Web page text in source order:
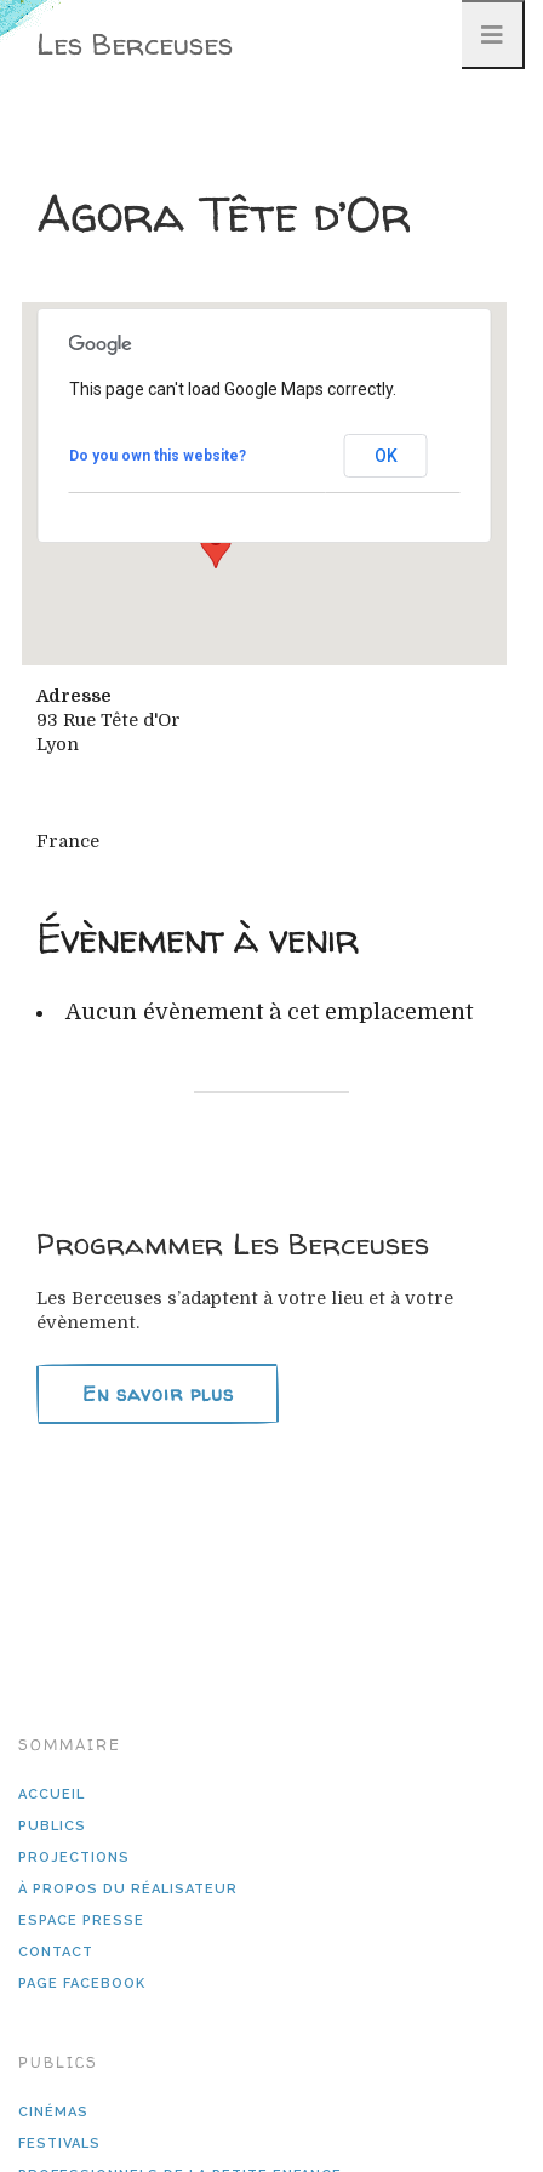
Aller
au
Les Berceuses
Agora Tête d’Or
93 Rue Tête d'Or - Lyon
This page can't load Google Maps correctly.
Do you own this website? OK
Adresse
93 Rue Tête d'Or
Lyon
France
Évènement à venir
Aucun évènement à cet emplacement
Programmer Les Berceuses
Les Berceuses s’adaptent à votre lieu et à votre
évènement.
En savoir plus
SOMMAIRE
ACCUEIL
PUBLICS
PROJECTIONS
À PROPOS DU RÉALISATEUR
ESPACE PRESSE
CONTACT
PAGE FACEBOOK
PUBLICS
CINÉMAS
FESTIVALS